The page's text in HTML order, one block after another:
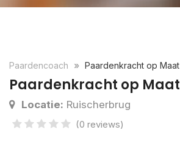
Paardencoach Paardenkracht op Maat
Paardenkracht op Maat
Locatie: Ruischerbrug
(0 reviews)